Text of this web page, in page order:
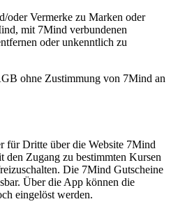
oder Vermerke zu Marken oder
mit 7Mind verbundenen
oder unkenntlich zu
ohne Zustimmung von 7Mind an
für Dritte über die Website 7Mind
den Zugang zu bestimmten Kursen
Die 7Mind Gutscheine
Über die App können die
eingelöst werden.